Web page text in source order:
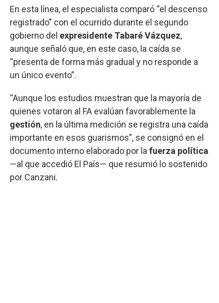
En esta línea, el especialista comparó “el descenso
registrado” con el ocurrido durante el segundo
gobierno del expresidente Tabaré Vázquez,
aunque señaló que, en este caso, la caída se
“presenta de forma más gradual y no responde a
un único evento”.
“Aunque los estudios muestran que la mayoría de
quienes votaron al FA evalúan favorablemente la
gestión, en la última medición se registra una caída
importante en esos guarismos”, se consignó en el
documento interno elaborado por la fuerza política
—al que accedió El País— que resumió lo sostenido
por Canzani.